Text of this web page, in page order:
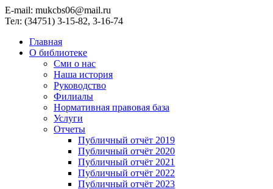
Е-mail: mukcbs06@mail.ru
Тел: (34751) 3-15-82, 3-16-74
Главная
О библиотеке
Сми о нас
Наша история
Руководство
Филиалы
Нормативная правовая база
Услуги
Отчеты
Публичный отчёт 2019
Публичный отчёт 2020
Публичный отчёт 2021
Публичный отчёт 2022
Публичный отчёт 2023